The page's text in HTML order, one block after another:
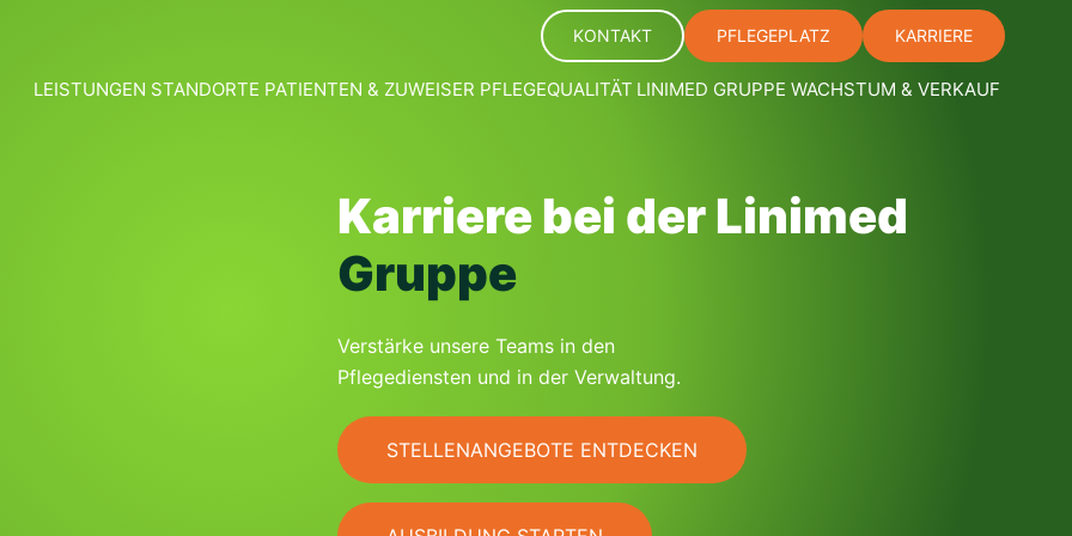
KONTAKT PFLEGEPLATZ KARRIERE
LEISTUNGEN STANDORTE PATIENTEN & ZUWEISER PFLEGEQUALITÄT LINIMED GRUPPE WACHSTUM & VERKAUF
Karriere bei der Linimed
Gruppe
Verstärke unsere Teams in den
Pflegediensten und in der Verwaltung.
STELLENANGEBOTE ENTDECKEN